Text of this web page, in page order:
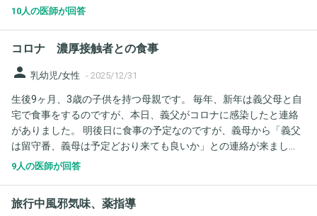
ロー麻黄湯エキス細粒がでました。漢方を基本出す病院らしいで
せを聞いたら問題ないとのこと。ただ漢方を調べたら胃腸の弱い
人はおすすめしないとありました。萎縮性胃炎があり基本薬はほ
度です。漢方のんでていいのでしょうか？インフルエンザだった
としてこの薬で大丈夫なのでしょうか？タミフルとかの処方はな
かったので、、 熱はないですがだるさと頭痛は続いてます。
10人の医師が回答
コロナ 濃厚接触者との食事
person 乳幼児/女性 - 2025/12/31
生後9ヶ月、3歳の子供を持つ母親です。 毎年、新年は義父母と自
宅で食事をするのですが、本日、義父がコロナに感染したと連絡
がありました。 明後日に食事の予定なのですが、義母から「義父
は留守番、義母は予定どおり来ても良いか」との連絡が来まし
た。 私としては、生後9ヶ月の子供もいますし、中止が安心なの
うか。 やはり、リスクは高いですよね？
9人の医師が回答
旅行中風邪気味、薬指導